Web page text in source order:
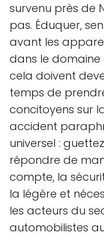
survenu près de
pas. Éduquer,
avant les
dans le domaine
cela doivent
temps de
concitoyens sur
accident
universel :
répondre de
compte, la
la légère et
les acteurs du
automobilistes